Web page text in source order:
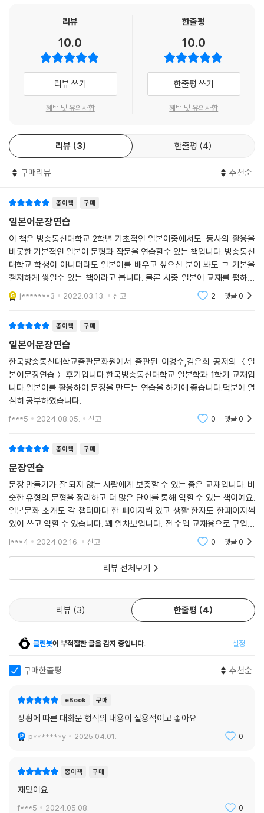
리뷰
10.0
리뷰 쓰기
혜택 및 유의사항
한줄평
10.0
한줄평 쓰기
혜택 및 유의사항
리뷰 3 한줄평 4
구매리뷰 추천순
종이책 구매
일본어문장연습
이 책은 방송통신대학교 2학년 기초적인 일본어중에서도 동사의 활용을
비롯한 기본적인 일본어 문형과 작문을 연습할수 있는 책입니다. 방송통신
대학교 학생이 아니더라도 일본어를 배우고 싶으신 분이 봐도 그 기본을
철저하게 쌓일수 있는 책이라고 봅니다. 물론 시중 일본어 교재를 폄하하
는게 아니라 이 방송통신대학교 학생을 위한 강의 교재인 이 책또한 나름
역할이 분명하
j*******3 2022.03.13. 신고 2 댓글0
종이책 구매
일본어문장연습
한국방송통신대학교출판문화원에서 출판된 이경수,김은희 공저의 ＜일
본어문장연습＞ 후기입니다.한국방송통신대학교 일본학과 1학기 교재입
니다.일본어를 활용하여 문장을 만드는 연습을 하기에 좋습니다.덕분에 열
심히 공부하였습니다.
f***5 2024.08.05. 신고 0 댓글0
종이책 구매
문장연습
문장 만들기가 잘 되지 않는 사람에게 보충할 수 있는 좋은 교재입니다. 비
슷한 유형의 문형을 정리하고 더 많은 단어를 통해 익힐 수 있는 책이예요.
일본문화 소개도 각 챕터마다 한 페이지씩 있고 생활 한자도 한페이지씩
있어 쓰고 익힐 수 있습니다. 꽤 알차보입니다. 전 수업 교재용으로 구입했
지만 수업을 듣지 않는 분이라도 셀프스터디 가능한 교재라 생각됩니다.
l***4 2024.02.16. 신고 0 댓글0
리뷰 전체보기
리뷰 3 한줄평 4
클린봇이 부적절한 글을 감지 중입니다. 설정
구매한줄평 추천순
eBook 구매
상황에 따른 대화문 형식의 내용이 실용적이고 좋아요
p*******y 2025.04.01. 0
종이책 구매
재밌어요.
f***5 2024.05.08. 0